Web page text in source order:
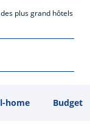
plus grand hôtels
home Budget